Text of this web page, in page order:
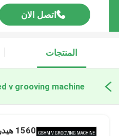
اتصل الان
المنتجات